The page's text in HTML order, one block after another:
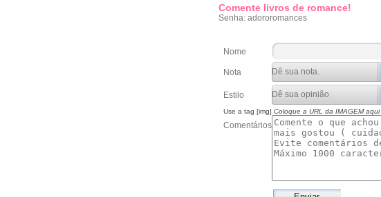
Comente livros de romance!
Senha: adororomances
Nome
Nota
Estilo
Use a tag [img] Coloque a URL da IMAGEM aqui
Comentários